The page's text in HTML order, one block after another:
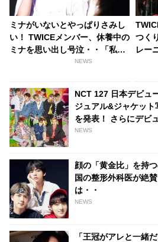
ミナがいないとやっぱりさみし
い！ TWICEメンバー、休養中の
ミナを思い出し号泣・・「私た
ちは9人でTWICE」[動画]
NEWS
つく
レー
NCT 127 日本デビュ
ジュアル&ジャケッ
を発表！ さらにデビ
開催決定
NEWS
顔の「黄金比」を持
国の整形外科医が絶
は・・
NEWS
「王冠がアレと一緒